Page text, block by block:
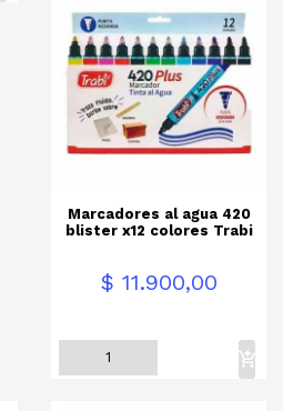
Marcadores al agua 420
blister x12 colores Trabi
Precio$ 11.900,00